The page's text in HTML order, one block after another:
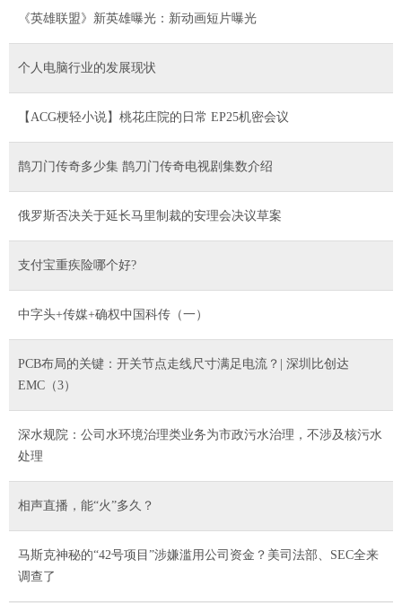
《英雄联盟》新英雄曝光：新动画短片曝光
个人电脑行业的发展现状
【ACG梗轻小说】桃花庄院的日常 EP25机密会议
鹊刀门传奇多少集 鹊刀门传奇电视剧集数介绍
俄罗斯否决关于延长马里制裁的安理会决议草案
支付宝重疾险哪个好?
中字头+传媒+确权中国科传（一）
PCB布局的关键：开关节点走线尺寸满足电流？| 深圳比创达
EMC（3）
深水规院：公司水环境治理类业务为市政污水治理，不涉及核污水
处理
相声直播，能“火”多久？
马斯克神秘的“42号项目”涉嫌滥用公司资金？美司法部、SEC全来
调查了